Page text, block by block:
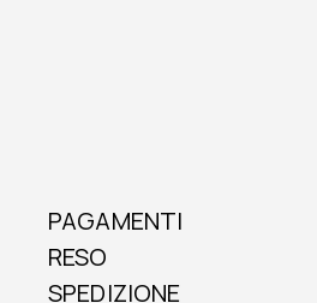
PAGAMENTI
RESO
SPEDIZIONE